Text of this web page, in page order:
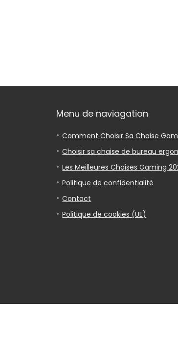
Menu de naviagation
Comment Choisir Sa Chaise
Choisir sa chaise de bureau
Les Meilleures Chaises Gaming
Politique de confidentialité
Contact
Politique de cookies (UE)